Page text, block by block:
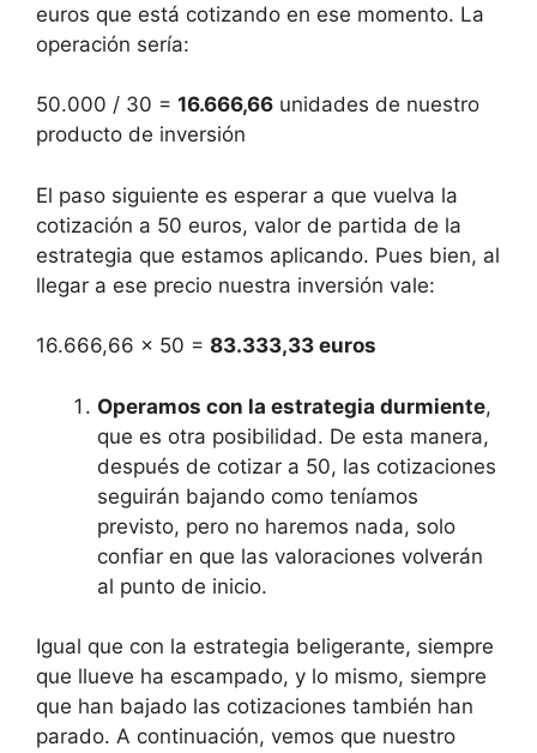
euros que está cotizando en ese momento. La
operación sería:
50.000 / 30 = 16.666,66 unidades de nuestro
producto de inversión
El paso siguiente es esperar a que vuelva la
cotización a 50 euros, valor de partida de la
estrategia que estamos aplicando. Pues bien, al
llegar a ese precio nuestra inversión vale:
16.666,66 x 50 = 83.333,33 euros
Operamos con la estrategia durmiente,
que es otra posibilidad. De esta manera,
después de cotizar a 50, las cotizaciones
seguirán bajando como teníamos
previsto, pero no haremos nada, solo
confiar en que las valoraciones volverán
al punto de inicio.
Igual que con la estrategia beligerante, siempre
que llueve ha escampado, y lo mismo, siempre
que han bajado las cotizaciones también han
parado. A continuación, vemos que nuestro